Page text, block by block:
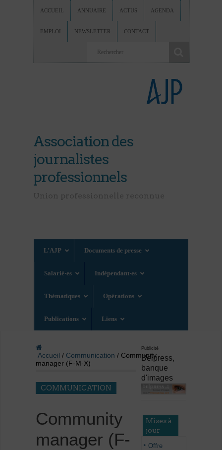
ACCUEIL ANNUAIRE ACTUS AGENDA
EMPLOI NEWSLETTER CONTACT
Association des
journalistes
professionnels
L’AJP Documents de presse
Salarié·es Indépendant·es
Thématiques Opérations
Publications Liens
Accueil / Communication / Community
manager (F-M-X)
COMMUNICATION
Community
manager (F-
Publicité
Belpress,
banque
d'images
Mises à
jour
Offre